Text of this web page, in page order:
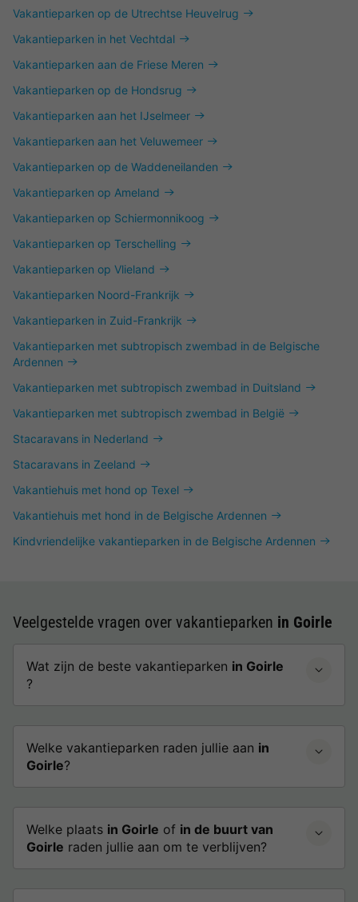
Vakantieparken op de Utrechtse Heuvelrug
Vakantieparken in het Vechtdal
Vakantieparken aan de Friese Meren
Vakantieparken op de Hondsrug
Vakantieparken aan het IJselmeer
Vakantieparken aan het Veluwemeer
Vakantieparken op de Waddeneilanden
Vakantieparken op Ameland
Vakantieparken op Schiermonnikoog
Vakantieparken op Terschelling
Vakantieparken op Vlieland
Vakantieparken Noord-Frankrijk
Vakantieparken in Zuid-Frankrijk
Vakantieparken met subtropisch zwembad in de Belgische
Ardennen
Vakantieparken met subtropisch zwembad in Duitsland
Vakantieparken met subtropisch zwembad in België
Stacaravans in Nederland
Stacaravans in Zeeland
Vakantiehuis met hond op Texel
Vakantiehuis met hond in de Belgische Ardennen
Kindvriendelijke vakantieparken in de Belgische Ardennen
Veelgestelde vragen over vakantieparken in Goirle
Wat zijn de beste vakantieparken in Goirle
?
Welke vakantieparken raden jullie aan in
Goirle?
Welke plaats in Goirle of in de buurt van
Goirle raden jullie aan om te verblijven?